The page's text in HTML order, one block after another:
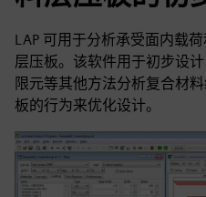
LAP 可用于分析承受面内载
层压板。该软件用于初步设
限元等其他方法分析复合材
板的行为来优化设计。